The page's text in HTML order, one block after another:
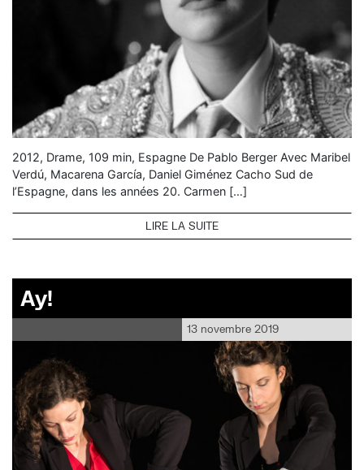
2012, Drame, 109 min, Espagne De Pablo Berger Avec Maribel
Verdú, Macarena García, Daniel Giménez Cacho Sud de
l’Espagne, dans les années 20. Carmen […]
LIRE LA SUITE
Ay!
13 novembre 2019